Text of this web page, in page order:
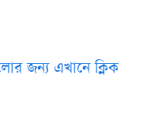
জন্য এখানে ক্লিক